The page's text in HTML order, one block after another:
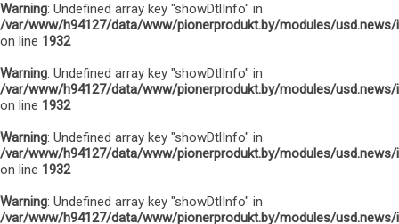
Warning: Undefined array key "showDtlInfo" in
/var/www/h94127/data/www/pionerprodukt.by/modules/usd.news/
on line 1932
Warning: Undefined array key "showDtlInfo" in
/var/www/h94127/data/www/pionerprodukt.by/modules/usd.news/
on line 1932
Warning: Undefined array key "showDtlInfo" in
/var/www/h94127/data/www/pionerprodukt.by/modules/usd.news/
on line 1932
Warning: Undefined array key "showDtlInfo" in
/var/www/h94127/data/www/pionerprodukt.by/modules/usd.news/